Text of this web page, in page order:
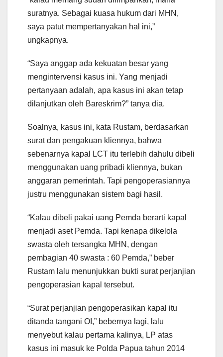
suratnya. Sebagai kuasa hukum dari MHN,
saya patut mempertanyakan hal ini,”
ungkapnya.
“Saya anggap ada kekuatan besar yang
mengintervensi kasus ini. Yang menjadi
pertanyaan adalah, apa kasus ini akan tetap
dilanjutkan oleh Bareskrim?” tanya dia.
Soalnya, kasus ini, kata Rustam, berdasarkan
surat dan pengakuan kliennya, bahwa
sebenarnya kapal LCT itu terlebih dahulu dibeli
menggunakan uang pribadi kliennya, bukan
anggaran pemerintah. Tapi pengoperasiannya
justru menggunakan sistem bagi hasil.
“Kalau dibeli pakai uang Pemda berarti kapal
menjadi aset Pemda. Tapi kenapa dikelola
swasta oleh tersangka MHN, dengan
pembagian 40 swasta : 60 Pemda,” beber
Rustam lalu menunjukkan bukti surat perjanjian
pengoperasian kapal tersebut.
“Surat perjanjian pengoperasikan kapal itu
ditanda tangani OI,” bebernya lagi, lalu
menyebut kalau pertama kalinya, LP atas
kasus ini masuk ke Polda Papua tahun 2014